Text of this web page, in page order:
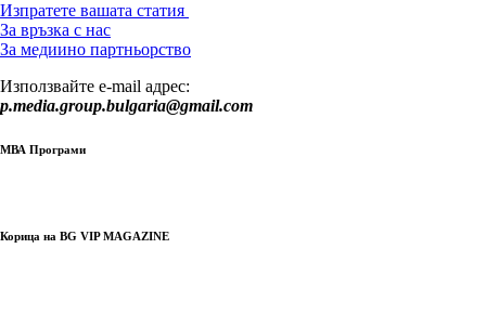
Изпратете вашата статия
За връзка с нас
За медиино партньорство
Използвайте e-mail адрес:
p.media.group.bulgaria@gmail.com
МВА Програми
Корица на BG VIP MAGAZINE